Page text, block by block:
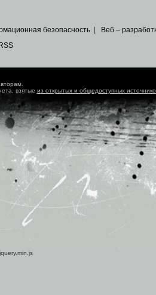
безопасность
Веб –
взятые из открытых и общедоступных